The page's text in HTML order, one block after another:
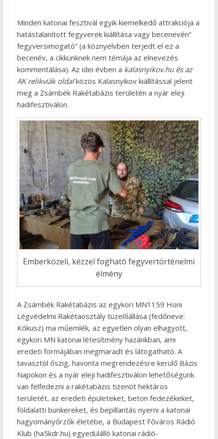
Minden katonai fesztivál egyik kiemelkedő attrakciója a
hatástalanított fegyverek kiállítása vagy becenevén”
fegyversimogató” (a köznyelvben terjedt el ez a
becenév, a cikkünknek nem témája az elnevezés
kommentálása). Az idei évben a kalasnyikov.hu és az
AK relikviák oldalközös Kalasnyikov kiállítással jelent
meg a Zsámbék Rakétabázis területén a nyár eleji
hadifesztiválon.
Emberközeli, kézzel fogható fegyvertörténelmi
élmény
A Zsámbék Rakétabázis az egykori MN1159 Honi
Légvédelmi Rakétaosztály tüzelőállása (fedőneve:
Kókusz) ma műemlék, az egyetlen olyan elhagyott,
egykori MN katonai létesítmény hazánkban, ami
eredeti formájában megmaradt és látogatható. A
tavasztól őszig, havonta megrendezésre kerülő Bázis
Napokon és a nyár eleji hadifesztiválon lehetőségünk
van felfedezni a rakétabázis tizenöt hektáros
területét, az eredeti épületeket, beton fedezékeket,
földalatti bunkereket, és bepillantás nyerni a katonai
hagyományőrzők életébe, a Budapest Főváros Rádió
Klub (ha5kdr.hu) egyedülálló katonai rádió-